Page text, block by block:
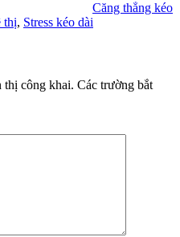
Căng thẳng kéo
thị, Stress kéo dài
thị công khai. Các trường bắt